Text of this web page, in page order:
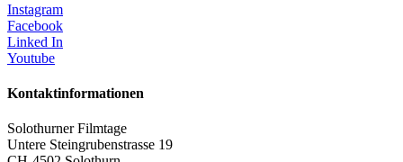
Instagram
Facebook
Linked In
Youtube
Kontaktinformationen
Solothurner Filmtage
Untere Steingrubenstrasse 19